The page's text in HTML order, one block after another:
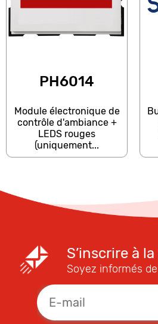
PH6014
Module électronique de
contrôle d'ambiance +
LEDS rouges
(uniquement...
S’inscrire à
Soyez informés